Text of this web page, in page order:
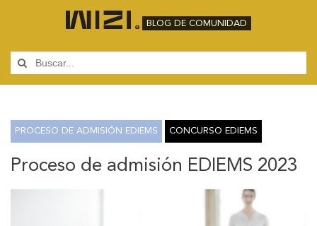
BLOG DE COMUNIDAD
PROCESO DE ADMISIÓN EDIEMS CONCURSO EDIEMS
Proceso de admisión EDIEMS 2023